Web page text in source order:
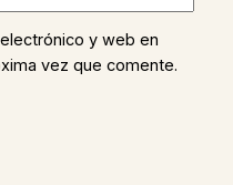
y web en
vez que comente.